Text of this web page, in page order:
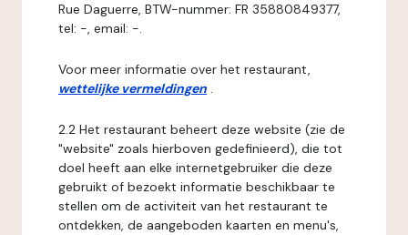
Rue Daguerre, BTW-nummer: FR 35880849377,
tel: -, email: -.
Voor meer informatie over het restaurant,
wettelijke vermeldingen .
2.2 Het restaurant beheert deze website (zie de
"website" zoals hierboven gedefinieerd), die tot
doel heeft aan elke internetgebruiker die deze
gebruikt of bezoekt informatie beschikbaar te
stellen om de activiteit van het restaurant te
ontdekken, de aangeboden kaarten en menu's,